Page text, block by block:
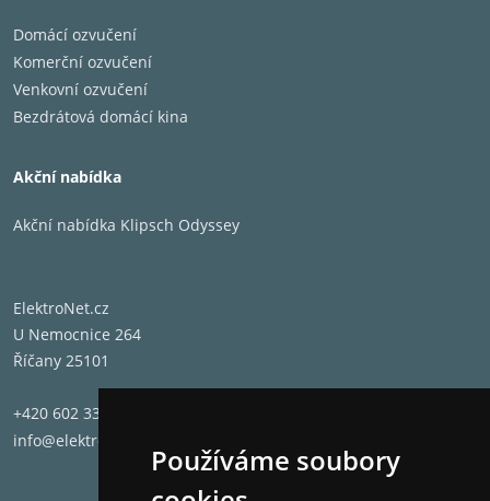
Používáme soubory
Domácí ozvučení
Komerční ozvučení
Venkovní ozvučení
Bezdrátová domácí kina
Akční nabídka
Akční nabídka Klipsch Odyssey
ElektroNet.cz
U Nemocnice 264
Říčany 25101
+420 602 331 662
info@elektronet.cz